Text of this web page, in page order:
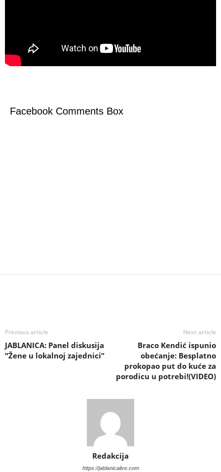
Facebook Comments Box
Previous article
JABLANICA: Panel diskusija
“Žene u lokalnoj zajednici”
Next article
Braco Kendić ispunio
obećanje: Besplatno
prokopao put do kuće za
porodicu u potrebi!(VIDEO)
Redakcija
https://jablanicalive.com